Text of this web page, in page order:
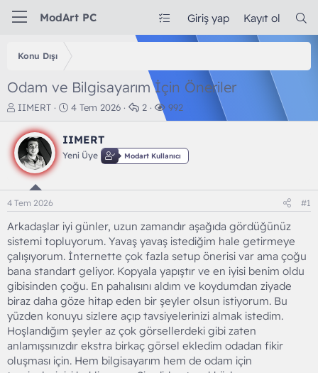
ModArt PC Giriş yap Kayıt ol
Konu Dışı
Odam ve Bilgisayarım İçin Öneriler
K
o
n
b
u
y
a
ş
a
t
a
n
IIMERT
B
a
l
a
ç
t
r
i
h
i
4 Tem 2026
C
e
p
2
G
ö
n
e
e
992
IIMERT
Yeni Üye Modart Kullanıcı
4 Tem 2026 #1
Arkadaşlar iyi günler, uzun zamandır aşağıda gördüğünüz
sistemi topluyorum. Yavaş yavaş istediğim hale getirmeye
çalışıyorum. İnternette çok fazla setup önerisi var ama çoğu
bana standart geliyor. Kopyala yapıştır ve en iyisi benim oldu
gibisinden çoğu. En pahalısını aldım ve koydumdan ziyade
biraz daha göze hitap eden bir şeyler olsun istiyorum. Bu
yüzden konuyu sizlere açıp tavsiyelerinizi almak istedim.
Hoşlandığım şeyler az çok görsellerdeki gibi zaten
anlamışsınızdır ekstra birkaç görsel ekledim odadan fikir
oluşması için. Hem bilgisayarım hem de odam için